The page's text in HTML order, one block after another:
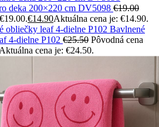
deka 200×220 cm DV5098 €19.00
€14.90Aktuálna cena je: €14.90.
Bavlnené
4-dielne P102 €25.50 Pôvodná cena
Aktuálna cena je: €24.50.